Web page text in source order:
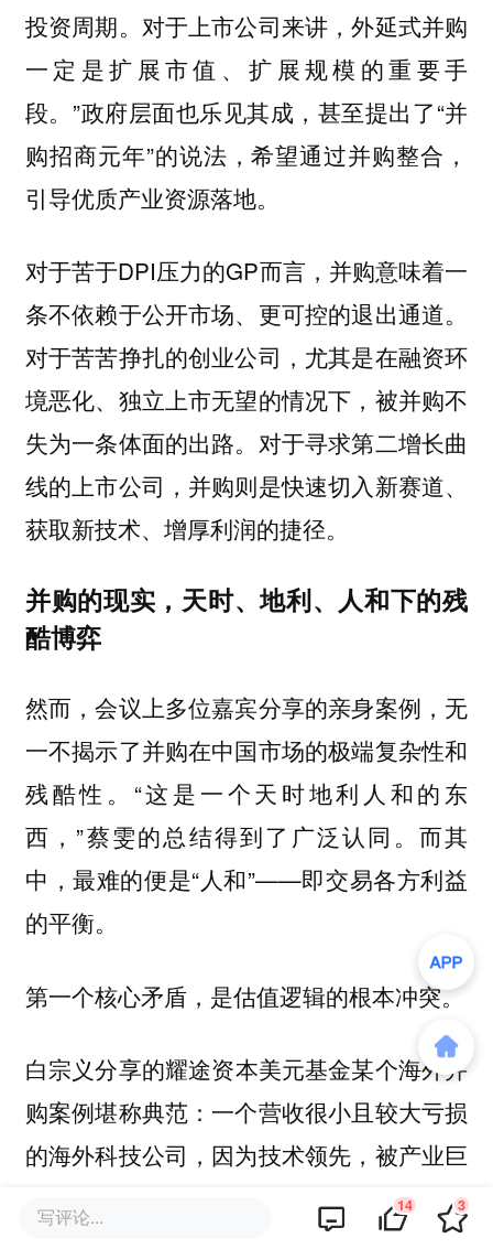
投资周期。对于上市公司来讲，外延式并购
一定是扩展市值、扩展规模的重要手
段。”政府层面也乐见其成，甚至提出了“并
购招商元年”的说法，希望通过并购整合，
引导优质产业资源落地。
对于苦于DPI压力的GP而言，并购意味着一
条不依赖于公开市场、更可控的退出通道。
对于苦苦挣扎的创业公司，尤其是在融资环
境恶化、独立上市无望的情况下，被并购不
失为一条体面的出路。对于寻求第二增长曲
线的上市公司，并购则是快速切入新赛道、
获取新技术、增厚利润的捷径。
并购的现实，天时、地利、人和下的残
酷博弈
然而，会议上多位嘉宾分享的亲身案例，无
一不揭示了并购在中国市场的极端复杂性和
残酷性。“这是一个天时地利人和的东
西，”蔡雯的总结得到了广泛认同。而其
中，最难的便是“人和”——即交易各方利益
的平衡。
第一个核心矛盾，是估值逻辑的根本冲突。
白宗义分享的耀途资本美元基金某个海外并
购案例堪称典范：一个营收很小且较大亏损
的海外科技公司，因为技术领先，被产业巨
头以5.4亿美金收购，并且收购方还主动为
创始团队追加1亿美金的激励。这种“奔着技
写评论... 14 3